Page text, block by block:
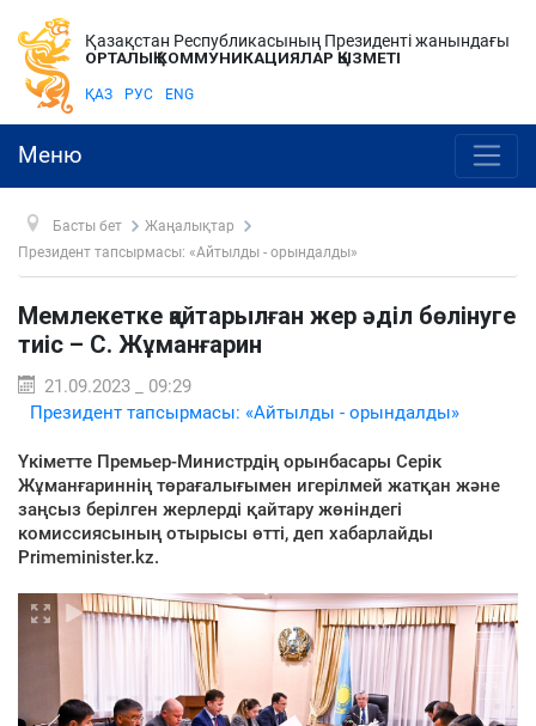
Қазақстан Республикасының Президенті жанындағы
ОРТАЛЫҚ КОММУНИКАЦИЯЛАР ҚЫЗМЕТІ
ҚАЗ РУС ENG
Меню
Басты бет
Жаңалықтар
Президент тапсырмасы: «Айтылды - орындалды»
Мемлекетке қайтарылған жер әділ бөлінуге
тиіс – С. Жұманғарин
21.09.2023 _ 09:29
Президент тапсырмасы: «Айтылды - орындалды»
Үкіметте Премьер-Министрдің орынбасары Серік
Жұманғариннің төрағалығымен игерілмей жатқан және
заңсыз берілген жерлерді қайтару жөніндегі
комиссиясының отырысы өтті, деп хабарлайды
Primeminister.kz.